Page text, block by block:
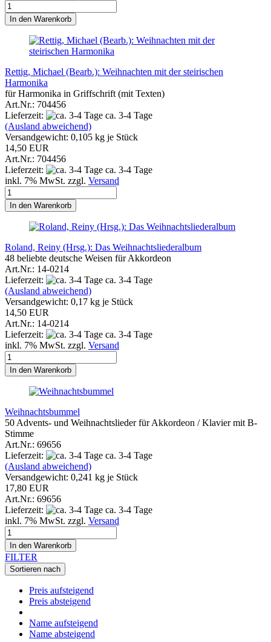
In den Warenkorb
Rettig, Michael (Bearb.): Weihnachten mit der steirischen
Harmonika
für Harmonika in Griffschrift (mit Texten)
Art.Nr.: 704456
Lieferzeit:
ca. 3-4 Tage
(Ausland abweichend)
Versandgewicht: 0,105 kg je Stück
14,50 EUR
Art.Nr.: 704456
Lieferzeit:
ca. 3-4 Tage
inkl. 7% MwSt. zzgl. Versand
In den Warenkorb
Roland, Reiny (Hrsg.): Das Weihnachtsliederalbum
48 beliebte deutsche Weisen für Akkordeon
Art.Nr.: 14-0214
Lieferzeit:
ca. 3-4 Tage
(Ausland abweichend)
Versandgewicht: 0,17 kg je Stück
14,50 EUR
Art.Nr.: 14-0214
Lieferzeit:
ca. 3-4 Tage
inkl. 7% MwSt. zzgl. Versand
In den Warenkorb
Weihnachtsbummel
50 Advents- und Weihnachtslieder für Akkordeon / Klavier mit B-
Stimme
Art.Nr.: 69656
Lieferzeit:
ca. 3-4 Tage
(Ausland abweichend)
Versandgewicht: 0,241 kg je Stück
17,80 EUR
Art.Nr.: 69656
Lieferzeit:
ca. 3-4 Tage
inkl. 7% MwSt. zzgl. Versand
In den Warenkorb
FILTER
Sortieren nach
Preis aufsteigend
Preis absteigend
Name aufsteigend
Name absteigend